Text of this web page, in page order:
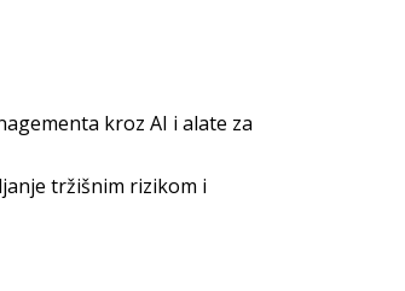
kroz AI i alate za
tržišnim rizikom i